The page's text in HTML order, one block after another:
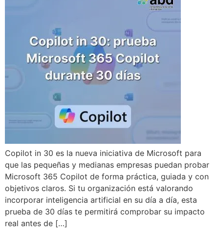
Copilot in 30 es la nueva iniciativa de Microsoft para
que las pequeñas y medianas empresas puedan probar
Microsoft 365 Copilot de forma práctica, guiada y con
objetivos claros. Si tu organización está valorando
incorporar inteligencia artificial en su día a día, esta
prueba de 30 días te permitirá comprobar su impacto
real antes de […]